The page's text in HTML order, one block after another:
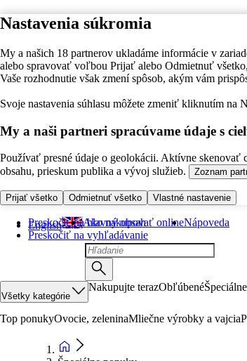
Nastavenia súkromia
My a našich 18 partnerov ukladáme informácie v
alebo spravovať voľbou Prijať alebo Odmietnuť
Vaše rozhodnutie však zmení spôsob, akým vám
Svoje nastavenia súhlasu môžete zmeniť kliknutím na
My a naši partneri spracúvame údaje s
Používať presné údaje o geolokácii. Aktívne skenovať
obsahu, prieskum publika a vývoj služieb.
Zoznam
Prijať všetko Odmietnuť všetko Vlastné nastavenie
Preskočiť na hlavný obsah
Preskočiť na vyhľadávanie
English Ako nakupovať onlineNápoveda
Všetky kategórie
Nakupujte terazObľúbené
Top ponukyOvocie, zeleninaMliečne výrobky a vajcia